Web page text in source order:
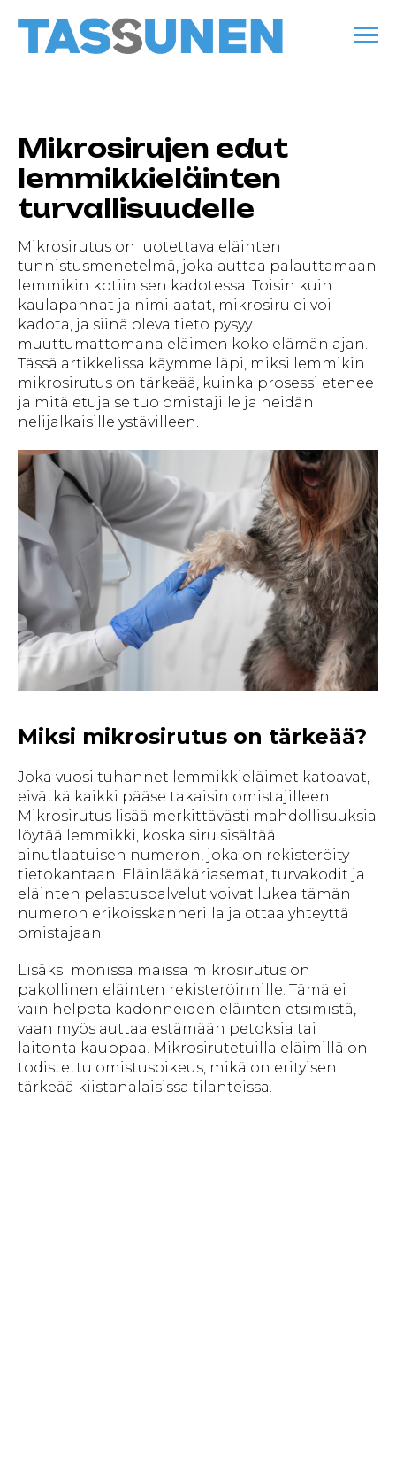
Mikrosirujen edut
lemmikkieläinten
turvallisuudelle
Mikrosirutus on luotettava eläinten
tunnistusmenetelmä, joka auttaa palauttamaan
lemmikin kotiin sen kadotessa. Toisin kuin
kaulapannat ja nimilaatat, mikrosiru ei voi
kadota, ja siinä oleva tieto pysyy
muuttumattomana eläimen koko elämän ajan.
Tässä artikkelissa käymme läpi, miksi lemmikin
mikrosirutus on tärkeää, kuinka prosessi etenee
ja mitä etuja se tuo omistajille ja heidän
nelijalkaisille ystävilleen.
Miksi mikrosirutus on tärkeää?
Joka vuosi tuhannet lemmikkieläimet katoavat,
eivätkä kaikki pääse takaisin omistajilleen.
Mikrosirutus lisää merkittävästi mahdollisuuksia
löytää lemmikki, koska siru sisältää
ainutlaatuisen numeron, joka on rekisteröity
tietokantaan. Eläinlääkäriasemat, turvakodit ja
eläinten pelastuspalvelut voivat lukea tämän
numeron erikoisskannerilla ja ottaa yhteyttä
omistajaan.
Lisäksi monissa maissa mikrosirutus on
pakollinen eläinten rekisteröinnille. Tämä ei
vain helpota kadonneiden eläinten etsimistä,
vaan myös auttaa estämään petoksia tai
laitonta kauppaa. Mikrosirutetuilla eläimillä on
todistettu omistusoikeus, mikä on erityisen
tärkeää kiistanalaisissa tilanteissa.